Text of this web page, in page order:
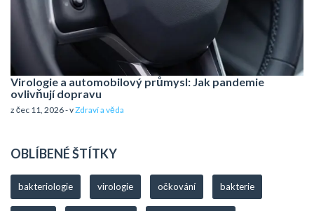
Virologie a automobilový průmysl: Jak pandemie
ovlivňují dopravu
z čec 11, 2026 - vZdraví a věda
OBLÍBENÉ ŠTÍTKY
bakteriologie virologie očkování bakterie